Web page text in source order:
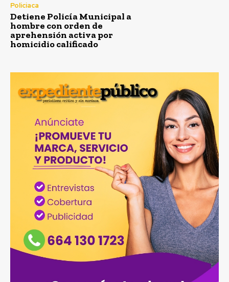
Policiaca
Detiene Policía Municipal a
hombre con orden de
aprehensión activa por
homicidio calificado